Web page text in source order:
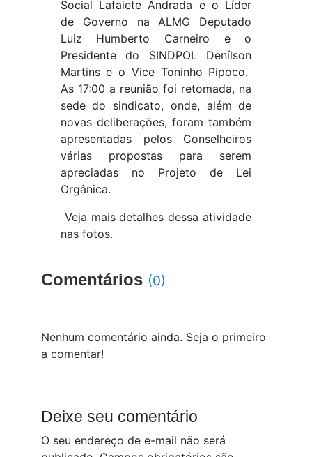
Social Lafaiete Andrada e o Líder
de Governo na ALMG Deputado
Luiz Humberto Carneiro e o
Presidente do SINDPOL Denílson
Martins e o Vice Toninho Pipoco.
As 17:00 a reunião foi retomada, na
sede do sindicato, onde, além de
novas deliberações, foram também
apresentadas pelos Conselheiros
várias propostas para serem
apreciadas no Projeto de Lei
Orgânica.
Veja mais detalhes dessa atividade
nas fotos.
Comentários (0)
Nenhum comentário ainda. Seja o primeiro
a comentar!
Deixe seu comentário
O seu endereço de e-mail não será